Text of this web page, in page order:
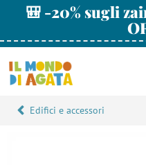
🎒 -20% sugli
Edifici e accessori